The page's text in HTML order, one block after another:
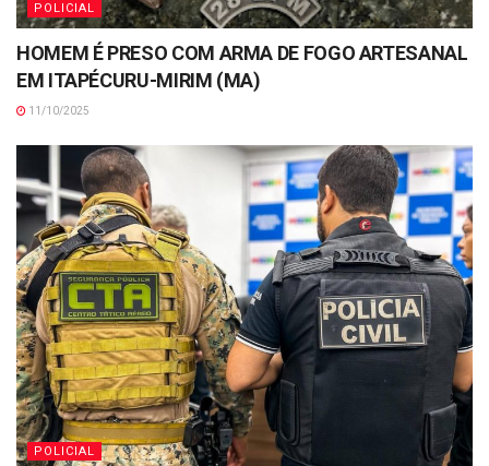
POLICIAL
HOMEM É PRESO COM ARMA DE FOGO ARTESANAL
EM ITAPÉCURU-MIRIM (MA)
11/10/2025
POLICIAL